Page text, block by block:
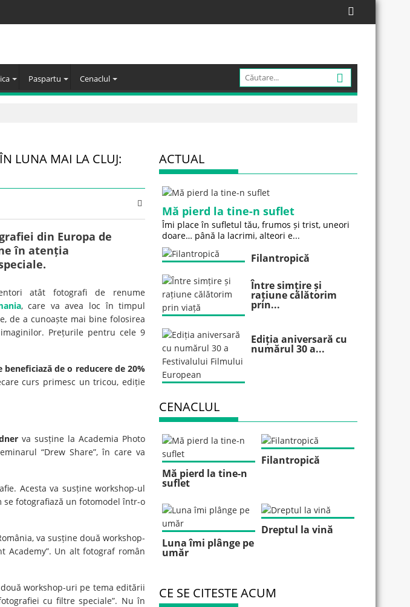
Paspartu Cenaclul
LUNA MAI LA CLUJ:
din Europa de
în atenția
atât fotografi de renume
, care va avea loc în timpul
de a cunoaște mai bine folosirea
Prețurile pentru cele 9
de o reducere de 20%
curs primesc un tricou, ediție
va susține la Academia Photo
“Drew Share”, în care va
Acesta va susține workshop-ul
se fotografiază un fotomodel într-o
va susține două workshop-
Academy”. Un alt fotograf român
workshop-uri pe tema editării
cu filtre speciale”. Nu în
ACTUAL
Mă pierd la tine-n suflet
Îmi place în sufletul tău, frumos și trist, uneori
doare… până la lacrimi, alteori e...
Filantropică
Între simțire și
rațiune călătorim
prin...
Ediția aniversară cu
numărul 30 a...
CENACLUL
Mă pierd la tine-n
suflet
Filantropică
Luna îmi plânge pe
umăr
Dreptul la vină
CE SE CITESTE ACUM